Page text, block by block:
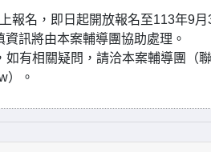
報名，即日起開放報名至113年9
訊將由本案輔導團協助處理。
如有相關疑問，請洽本案輔導團（
）。